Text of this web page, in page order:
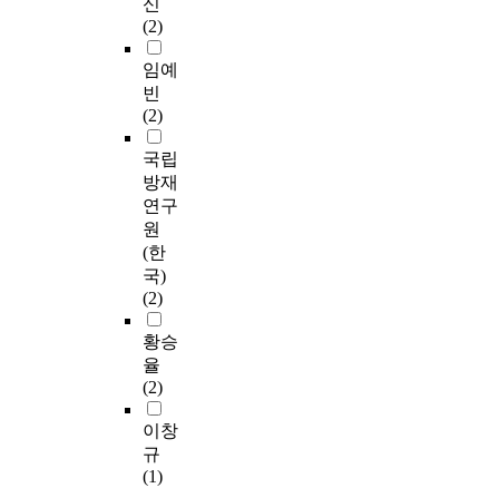
신
(2)
임예
빈
(2)
국립
방재
연구
원
(한
국)
(2)
황승
율
(2)
이창
규
(1)